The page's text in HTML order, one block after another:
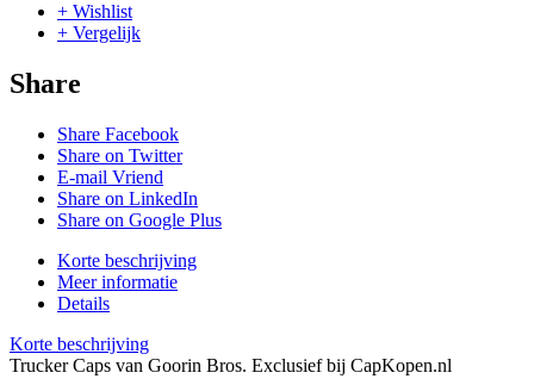
+ Wishlist
+ Vergelijk
Share
Share Facebook
Share on Twitter
E-mail Vriend
Share on LinkedIn
Share on Google Plus
Korte beschrijving
Meer informatie
Details
Korte beschrijving
Trucker Caps van Goorin Bros. Exclusief bij CapKopen.nl